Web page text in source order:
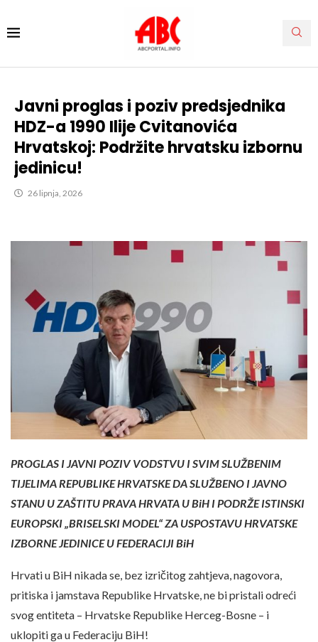
Javni proglas i poziv predsjednika
HDZ-a 1990 Ilije Cvitanovića
Hrvatskoj: Podržite hrvatsku izbornu
jedinicu!
26 lipnja, 2026
PROGLAS I JAVNI POZIV VODSTVU I SVIM SLUŽBENIM
TIJELIMA REPUBLIKE HRVATSKE DA SLUŽBENO I JAVNO
STANU U ZAŠTITU PRAVA HRVATA U BiH I PODRŽE ISTINSKI
EUROPSKI „BRISELSKI MODEL“ ZA USPOSTAVU HRVATSKE
IZBORNE JEDINICE U FEDERACIJI BiH
Hrvati u BiH nikada se, bez izričitog zahtjeva, nagovora,
pritiska i jamstava Republike Hrvatske, ne bi pristali odreći
svog entiteta – Hrvatske Republike Herceg-Bosne – i
uklopiti ga u Federaciju BiH!